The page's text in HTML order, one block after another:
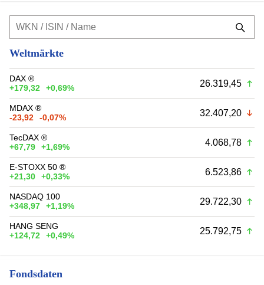
Weltmärkte
DAX ®
+179,32
+0,69% 26.319,45
MDAX ®
-23,92
-0,07% 32.407,20
TecDAX ®
+67,79
+1,69% 4.068,78
E-STOXX 50 ®
+21,30
+0,33% 6.523,86
NASDAQ 100
+348,97
+1,19% 29.722,30
HANG SENG
+124,72
+0,49% 25.792,75
Fondsdaten